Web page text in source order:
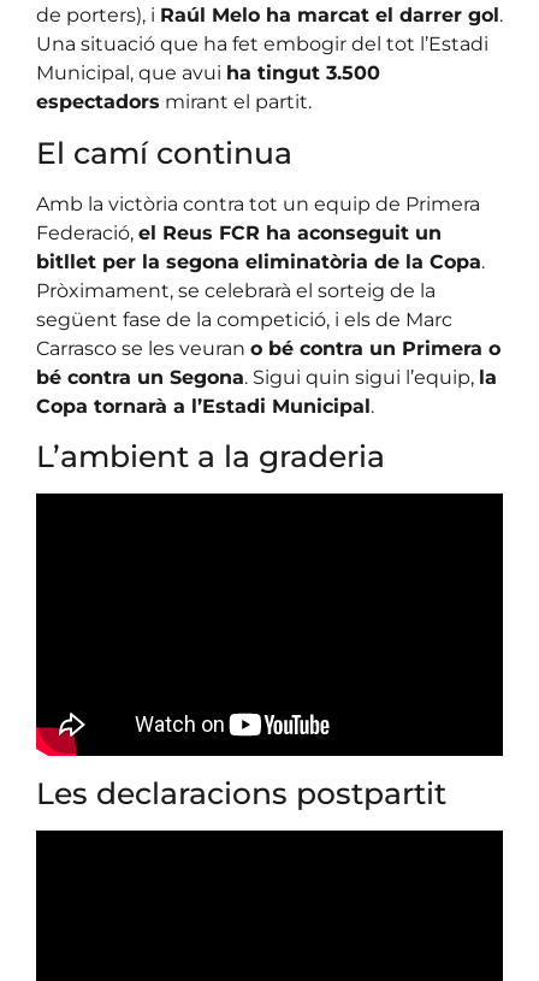
de porters), i Raúl Melo ha marcat el darrer gol.
Una situació que ha fet embogir del tot l’Estadi
Municipal, que avui ha tingut 3.500
espectadors mirant el partit.
El camí continua
Amb la victòria contra tot un equip de Primera
Federació, el Reus FCR ha aconseguit un
bitllet per la segona eliminatòria de la Copa.
Pròximament, se celebrarà el sorteig de la
següent fase de la competició, i els de Marc
Carrasco se les veuran o bé contra un Primera o
bé contra un Segona. Sigui quin sigui l’equip, la
Copa tornarà a l’Estadi Municipal.
L’ambient a la graderia
Les declaracions postpartit